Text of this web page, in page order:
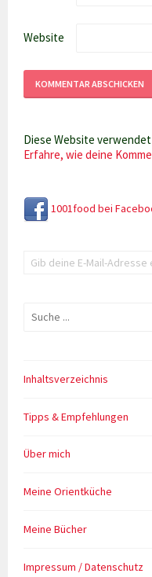
Website
Diese Website
Erfahre, wie deine
1001food bei
Suchen
Inhaltsverzeichnis
Tipps & Empfehlungen
Über mich
Meine Orientküche
Meine Bücher
Impressum / Datenschutz